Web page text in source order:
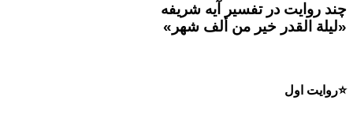
چند روایت در تفسیر آیه شریفه
«لیلة القدر خير من ألف شهر»
⭐️روایت اول